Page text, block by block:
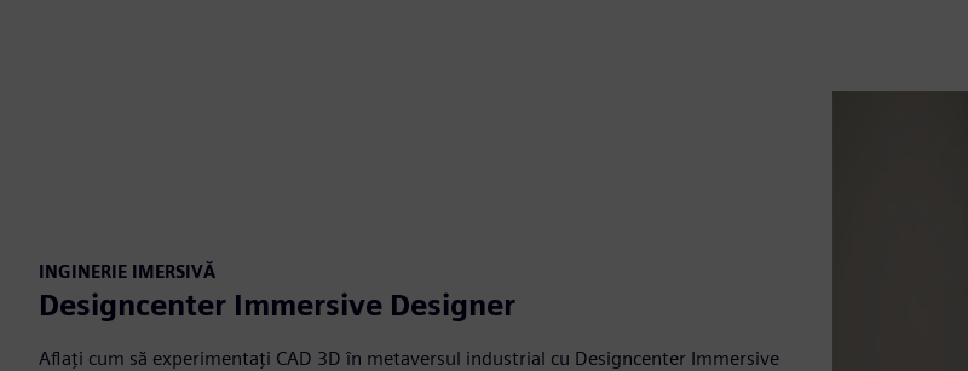
INGINERIE IMERSIVĂ
Designcenter Immersive Designer
Aflați cum să experimentați CAD 3D în metaversul industrial cu Designcenter Immersive